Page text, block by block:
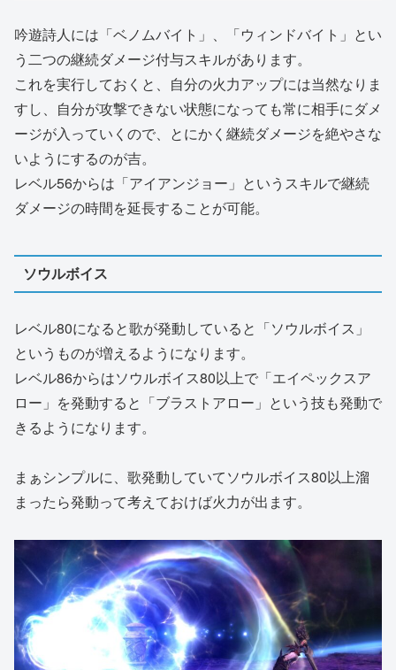
吟遊詩人には「ベノムバイト」、「ウィンドバイト」とい
う二つの継続ダメージ付与スキルがあります。
これを実行しておくと、自分の火力アップには当然なりま
すし、自分が攻撃できない状態になっても常に相手にダメ
ージが入っていくので、とにかく継続ダメージを絶やさな
いようにするのが吉。
レベル56からは「アイアンジョー」というスキルで継続
ダメージの時間を延長することが可能。
ソウルボイス
レベル80になると歌が発動していると「ソウルボイス」
というものが増えるようになります。
レベル86からはソウルボイス80以上で「エイペックスア
ロー」を発動すると「ブラストアロー」という技も発動で
きるようになります。
まぁシンプルに、歌発動していてソウルボイス80以上溜
まったら発動って考えておけば火力が出ます。